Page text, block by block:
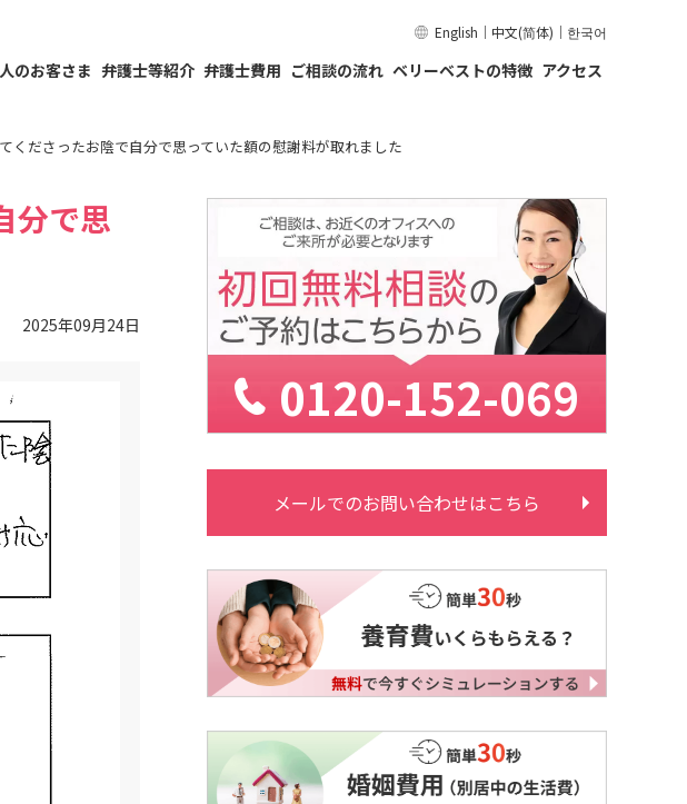
English ｜ 中文(简体) ｜ 한국어
のお客さま 弁護士等紹介 弁護士費用 ご相談の流れ ベリーベストの特徴 アクセス
くださったお陰で自分で思っていた額の慰謝料が取れました
分で思
2025年09月24日
0120-152-069
メールでのお問い合わせはこちら